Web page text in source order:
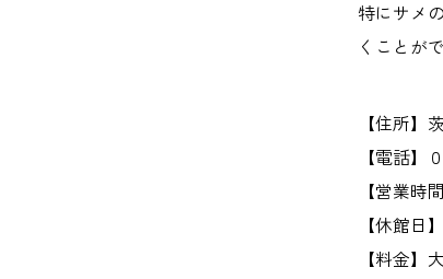
特にサメ
くことが
【住所】
【電話】
【営業時
【休館日
【料金